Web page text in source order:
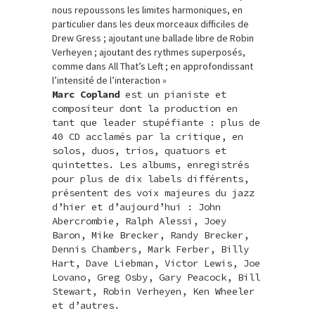
nous repoussons les limites harmoniques, en
particulier dans les deux morceaux difficiles de
Drew Gress ; ajoutant une ballade libre de Robin
Verheyen ; ajoutant des rythmes superposés,
comme dans All That’s Left ; en approfondissant
l’intensité de l’interaction »
Marc Copland est un pianiste et
compositeur dont la production en
tant que leader stupéfiante : plus de
40 CD acclamés par la critique, en
solos, duos, trios, quatuors et
quintettes. Les albums, enregistrés
pour plus de dix labels différents,
présentent des voix majeures du jazz
d’hier et d’aujourd’hui : John
Abercrombie, Ralph Alessi, Joey
Baron, Mike Brecker, Randy Brecker,
Dennis Chambers, Mark Ferber, Billy
Hart, Dave Liebman, Victor Lewis, Joe
Lovano, Greg Osby, Gary Peacock, Bill
Stewart, Robin Verheyen, Ken Wheeler
et d’autres.